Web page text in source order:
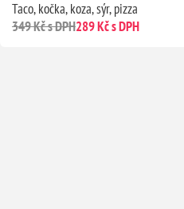
Taco, kočka, koza, sýr, pizza
349 Kč s DPH289 Kč s DPH